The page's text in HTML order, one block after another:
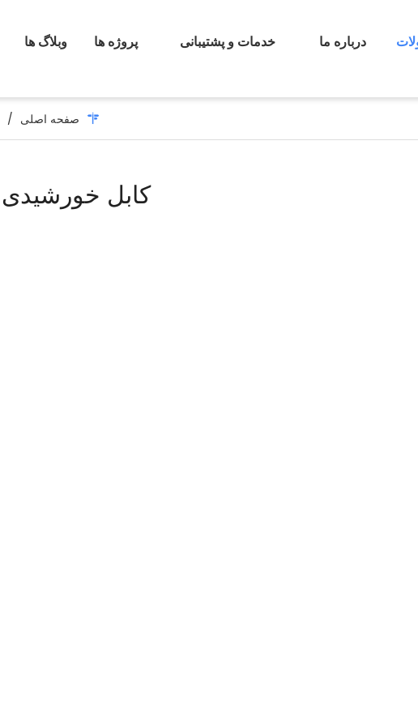
درباره ما خدمات و پشتیبانی پروژه ها وبلاگ ها
صفحه اصلی /
کابل خورشیدی